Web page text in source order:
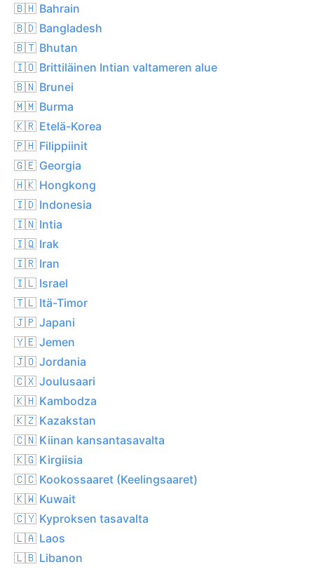
🇧🇭 Bahrain
🇧🇩 Bangladesh
🇧🇹 Bhutan
🇮🇴 Brittiläinen Intian valtameren alue
🇧🇳 Brunei
🇲🇲 Burma
🇰🇷 Etelä-Korea
🇵🇭 Filippiinit
🇬🇪 Georgia
🇭🇰 Hongkong
🇮🇩 Indonesia
🇮🇳 Intia
🇮🇶 Irak
🇮🇷 Iran
🇮🇱 Israel
🇹🇱 Itä-Timor
🇯🇵 Japani
🇾🇪 Jemen
🇯🇴 Jordania
🇨🇽 Joulusaari
🇰🇭 Kambodza
🇰🇿 Kazakstan
🇨🇳 Kiinan kansantasavalta
🇰🇬 Kirgiisia
🇨🇨 Kookossaaret (Keelingsaaret)
🇰🇼 Kuwait
🇨🇾 Kyproksen tasavalta
🇱🇦 Laos
🇱🇧 Libanon